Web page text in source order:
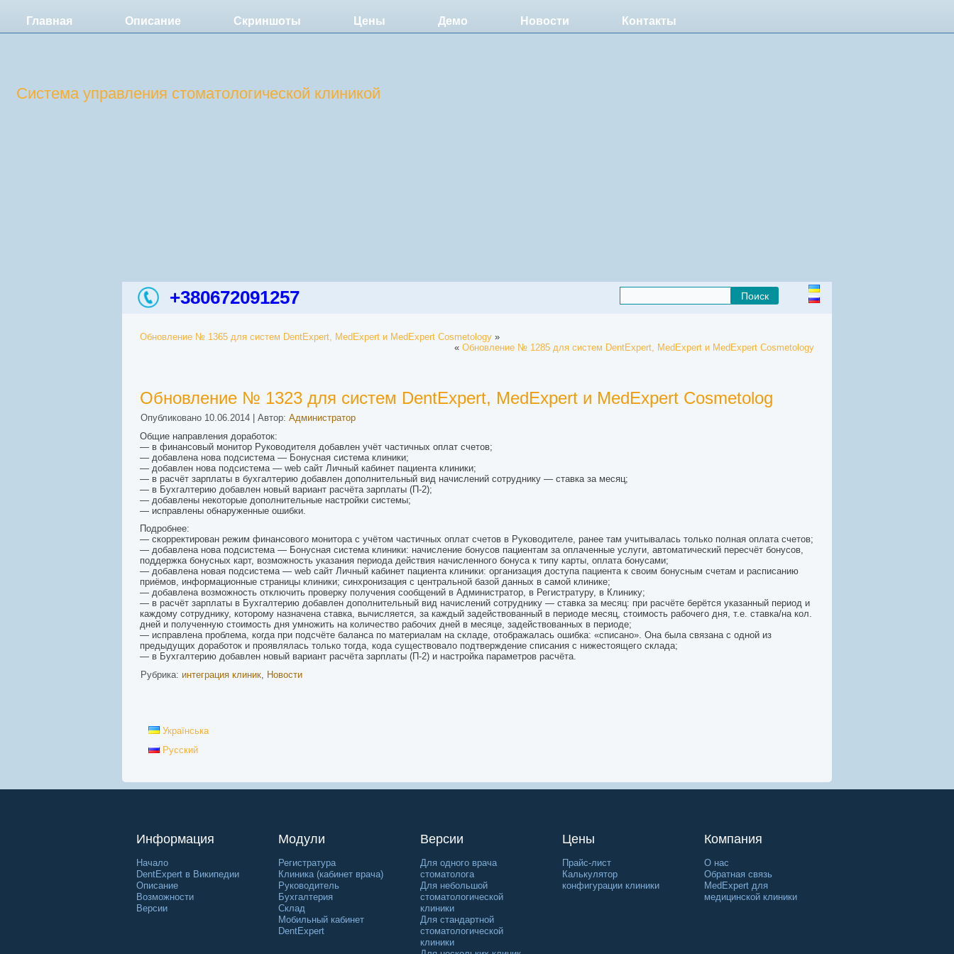
Главная Описание Скриншоты Цены Демо Новости Контакты
Система управления стоматологической клиникой
+380672091257
Обновление № 1365 для систем DentExpert, MedExpert и MedExpert Cosmetology »
« Обновление № 1285 для систем DentExpert, MedExpert и MedExpert Cosmetology
Обновление № 1323 для систем DentExpert, MedExpert и MedExpert Cosmetolog
Опубликовано 10.06.2014 Автор: Администратор
Общие направления доработок:
— в финансовый монитор Руководителя добавлен учёт частичных оплат счетов;
— добавлена нова подсистема — Бонусная система клиники;
— добавлен нова подсистема — web сайт Личный кабинет пациента клиники;
— в расчёт зарплаты в бухгалтерию добавлен дополнительный вид начислений сотруднику — ставка за месяц;
— в Бухгалтерию добавлен новый вариант расчёта зарплаты (П-2);
— добавлены некоторые дополнительные настройки системы;
— исправлены обнаруженные ошибки.
Подробнее:
— скорректирован режим финансового монитора с учётом частичных оплат счетов в Руководителе, ранее там учитывалась только полная оплата счетов;
— добавлена нова подсистема — Бонусная система клиники: начисление бонусов пациентам за оплаченные услуги, автоматический пересчёт бонусов,
поддержка бонусных карт, возможность указания периода действия начисленного бонуса к типу карты, оплата бонусами;
— добавлена новая подсистема — web сайт Личный кабинет пациента клиники: организация доступа пациента к своим бонусным счетам и расписанию
приёмов, информационные страницы клиники; синхронизация с центральной базой данных в самой клинике;
— добавлена возможность отключить проверку получения сообщений в Администратор, в Регистратуру, в Клинику;
— в расчёт зарплаты в Бухгалтерию добавлен дополнительный вид начислений сотруднику — ставка за месяц: при расчёте берётся указанный период и
каждому сотруднику, которому назначена ставка, вычисляется, за каждый задействованный в периоде месяц, стоимость рабочего дня, т.е. ставка/на кол.
дней и полученную стоимость дня умножить на количество рабочих дней в месяце, задействованных в периоде;
— исправлена проблема, когда при подсчёте баланса по материалам на складе, отображалась ошибка: «списано». Она была связана с одной из
предыдущих доработок и проявлялась только тогда, кода существовало подтверждение списания с нижестоящего склада;
— в Бухгалтерию добавлен новый вариант расчёта зарплаты (П-2) и настройка параметров расчёта.
Рубрика: интеграция клиник, Новости
Українська
Русский
Информация
Начало
DentExpert в Википедии
Описание
Возможности
Версии
Модули
Регистратура
Клиника (кабинет врача)
Руководитель
Бухгалтерия
Склад
Мобильный кабинет
DentExpert
Версии
Для одного врача
стоматолога
Для небольшой
стоматологической
клиники
Для стандартной
стоматологической
клиники
Цены
Прайс-лист
Калькулятор
конфигурации клиники
Компания
О нас
Обратная связь
MedExpert для
медицинской клиники